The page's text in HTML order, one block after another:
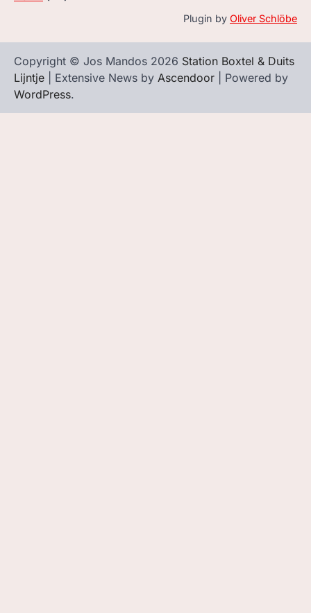
Plugin by Oliver Schlöbe
Copyright © Jos Mandos 2026 Station Boxtel & Duits
Lijntje | Extensive News by Ascendoor | Powered by
WordPress.